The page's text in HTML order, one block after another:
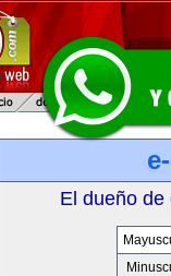
El dueño de